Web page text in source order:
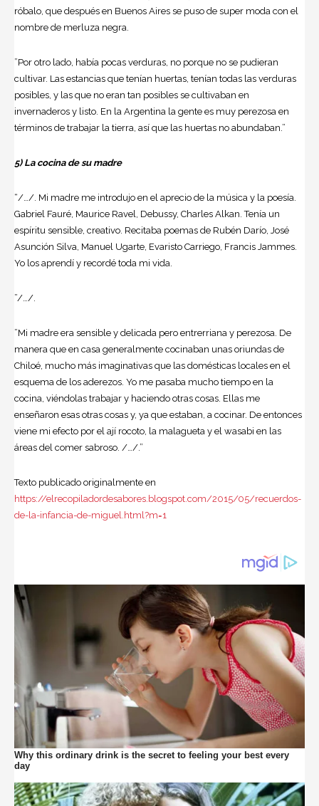
róbalo, que después en Buenos Aires se puso de super moda con el
nombre de merluza negra.
”Por otro lado, había pocas verduras, no porque no se pudieran
cultivar. Las estancias que tenían huertas, tenían todas las verduras
posibles, y las que no eran tan posibles se cultivaban en
invernaderos y listo. En la Argentina la gente es muy perezosa en
términos de trabajar la tierra, así que las huertas no abundaban.”
5) La cocina de su madre
“/…/. Mi madre me introdujo en el aprecio de la música y la poesía.
Gabriel Fauré, Maurice Ravel, Debussy, Charles Alkan. Tenía un
espíritu sensible, creativo. Recitaba poemas de Rubén Darío, José
Asunción Silva, Manuel Ugarte, Evaristo Carriego, Francis Jammes.
Yo los aprendí y recordé toda mi vida.
”/…/.
”Mi madre era sensible y delicada pero entrerriana y perezosa. De
manera que en casa generalmente cocinaban unas oriundas de
Chiloé, mucho más imaginativas que las domésticas locales en el
esquema de los aderezos. Yo me pasaba mucho tiempo en la
cocina, viéndolas trabajar y haciendo otras cosas. Ellas me
enseñaron esas otras cosas y, ya que estaban, a cocinar. De entonces
viene mi efecto por el ají rocoto, la malagueta y el wasabi en las
áreas del comer sabroso. /…/.”
Texto publicado originalmente en
https://elrecopiladordesabores.blogspot.com/2015/05/recuerdos-
de-la-infancia-de-miguel.html?m=1